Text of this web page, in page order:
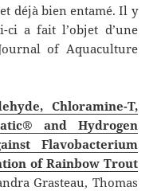
déjà bien entamé. Il y
ci a fait l’objet d’une
of Aquaculture
Chloramine-T,
and Hydrogen
Flavobacterium
of Rainbow Trout
Grasteau, Thomas